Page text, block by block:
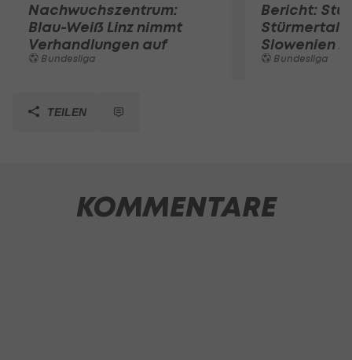
Nachwuchszentrum:
Blau-Weiß Linz nimmt
Verhandlungen auf
Bundesliga
Bericht:
Slowenien
Bundesliga
TEILEN
KOMMENTARE